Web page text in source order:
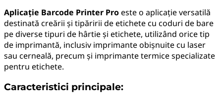
Aplicație Barcode Printer Proeste o aplicație versatilă
destinată creării și tipăririi de etichete cu coduri de bare
pe diverse tipuri de hârtie și etichete, utilizând orice tip
de imprimantă, inclusiv imprimante obișnuite cu laser
sau cerneală, precum și imprimante termice specializate
pentru etichete.
Caracteristici principale: